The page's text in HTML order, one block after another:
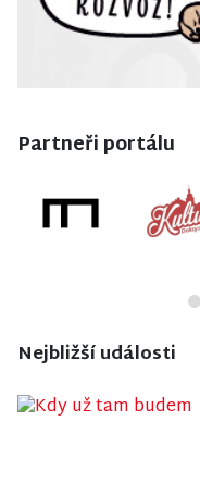
Partneři portálu
Nejbližší události